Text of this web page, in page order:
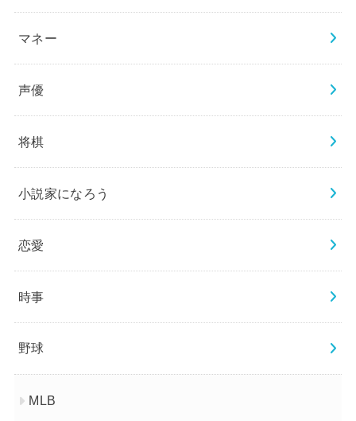
マネー
声優
将棋
小説家になろう
恋愛
時事
野球
MLB